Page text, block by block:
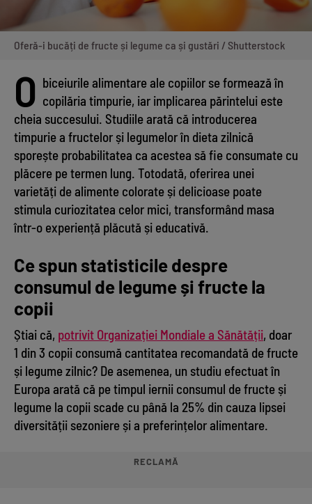
Oferă-i bucăți de fructe și legume ca și gustări / Shutterstock
O biceiurile alimentare ale copiilor se formează în
copilăria timpurie, iar implicarea părintelui este
cheia succesului. Studiile arată că introducerea
timpurie a fructelor și legumelor în dieta zilnică
sporește probabilitatea ca acestea să fie consumate cu
plăcere pe termen lung. Totodată, oferirea unei
varietăți de alimente colorate și delicioase poate
stimula curiozitatea celor mici, transformând masa
într-o experiență plăcută și educativă.
Ce spun statisticile despre
consumul de legume și fructe la
copii
Știai că, potrivit Organizației Mondiale a Sănătății, doar
1 din 3 copii consumă cantitatea recomandată de fructe
și legume zilnic? De asemenea, un studiu efectuat în
Europa arată că pe timpul iernii consumul de fructe și
legume la copii scade cu până la 25% din cauza lipsei
diversității sezoniere și a preferințelor alimentare.
RECLAMĂ